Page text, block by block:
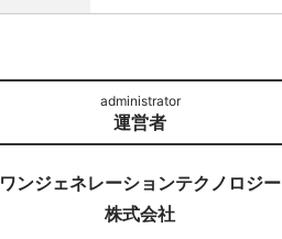
運営者
ワンジェネレーションテクノロジー
株式会社